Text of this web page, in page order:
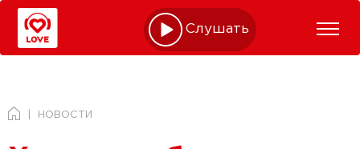
Слушать online
НОВОСТИ